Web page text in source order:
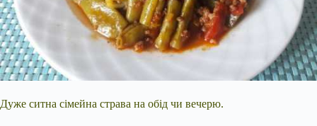
Дуже ситна сімейна страва на обід чи вечерю.